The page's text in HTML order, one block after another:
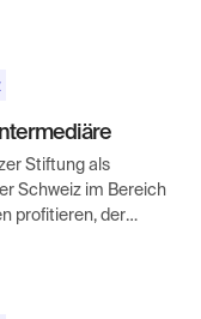
Stiftung als
Schweiz im Bereich
profitieren, der
mit sensiblen